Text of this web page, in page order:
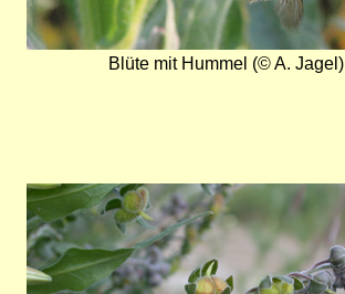
Blüte mit Hummel (© A. Jagel)
Bild